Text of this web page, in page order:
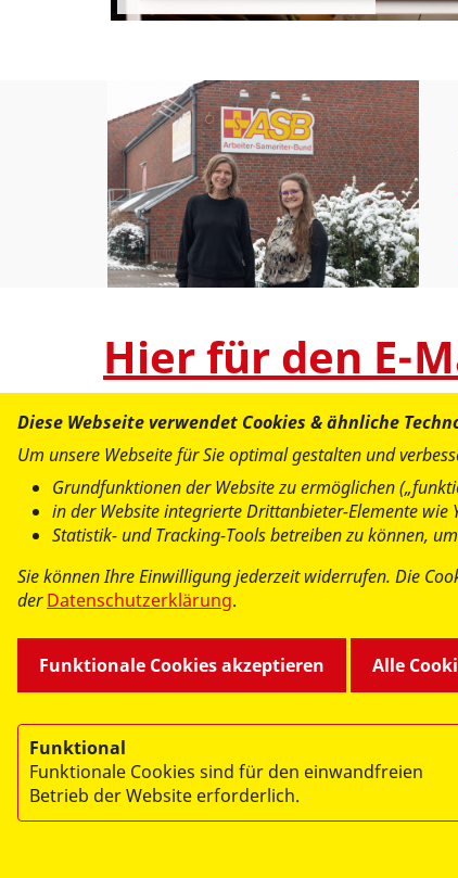
Hier für den E-
Diese Webseite verwendet Cookies & ähnliche
Um unsere Webseite für Sie optimal gestalten und
Grundfunktionen der Website zu ermöglichen
in der Website integrierte Drittanbieter-Elemente wie
Statistik- und Tracking-Tools betreiben zu können,
Sie können Ihre Einwilligung jederzeit widerrufen. Die
derDatenschutzerklärung.
Funktionale Cookies akzeptieren Alle
Funktional
Funktionale Cookies sind für den einwandfreien
Betrieb der Website erforderlich.